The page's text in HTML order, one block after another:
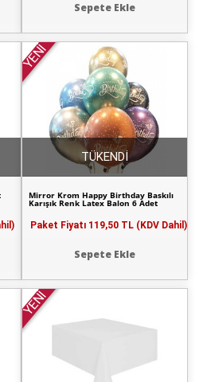
Sepete Ekle
YENİ
Mirror Krom Happy Birthday Baskılı
Karışık Renk Latex Balon 6 Adet
Paket Fiyatı 119,50 TL (KDV Dahil)
Sepete Ekle
TÜKENDİ
YENİ